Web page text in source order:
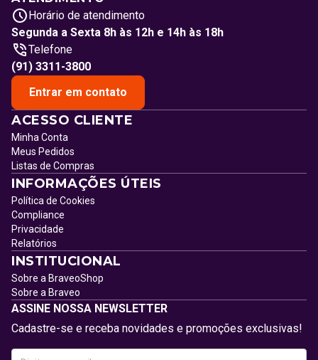
Horário de atendimento
Segunda a Sexta 8h às 12h e 14h às 18h
Telefone
(91) 3311-3800
Entrar em contato
ACESSO CLIENTE
Minha Conta
Meus Pedidos
Listas de Compras
INFORMAÇÕES ÚTEIS
Política de Cookies
Compliance
Privacidade
Relatórios
INSTITUCIONAL
Sobre a BraveoShop
Sobre a Braveo
ASSINE NOSSA NEWSLETTER
Cadastre-se e receba novidades e promoções exclusivas!